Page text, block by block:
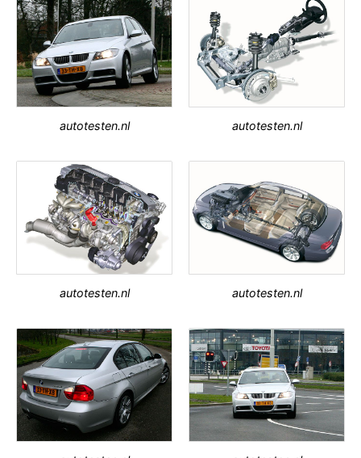
autotesten.nl autotesten.nl
autotesten.nl autotesten.nl